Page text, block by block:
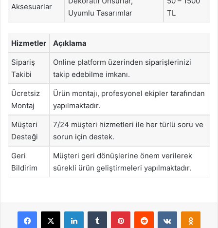
Aksesuarlar
Uyumlu Tasarımlar
TL
Hizmetler Açıklama
Sipariş
Takibi
Online platform üzerinden siparişlerinizi
takip edebilme imkanı.
Ücretsiz
Montaj
Ürün montajı, profesyonel ekipler tarafından
yapılmaktadır.
Müşteri
Desteği
7/24 müşteri hizmetleri ile her türlü soru ve
sorun için destek.
Geri
Bildirim
Müşteri geri dönüşlerine önem verilerek
sürekli ürün geliştirmeleri yapılmaktadır.
Facebook
X LinkedInTumblr PinterestReddit VKontakte